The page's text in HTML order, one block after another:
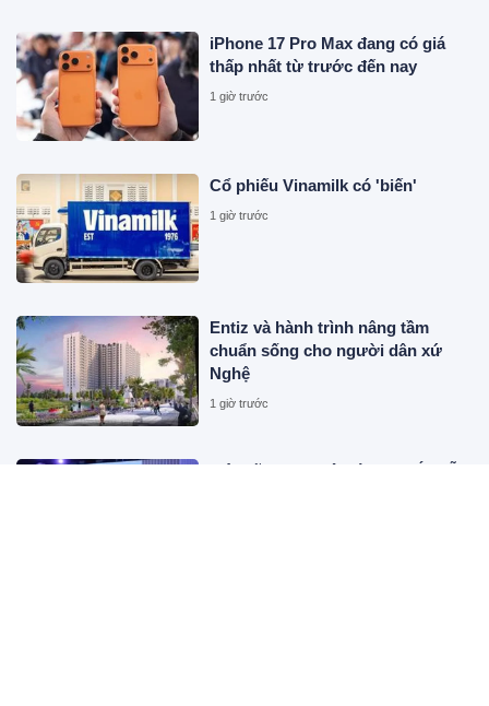
iPhone 17 Pro Max đang có giá
thấp nhất từ trước đến nay
1 giờ trước
Cổ phiếu Vinamilk có 'biến'
1 giờ trước
Entiz và hành trình nâng tầm
chuẩn sống cho người dân xứ
Nghệ
1 giờ trước
Một hãng xe Nhật vừa ra mắt mẫu